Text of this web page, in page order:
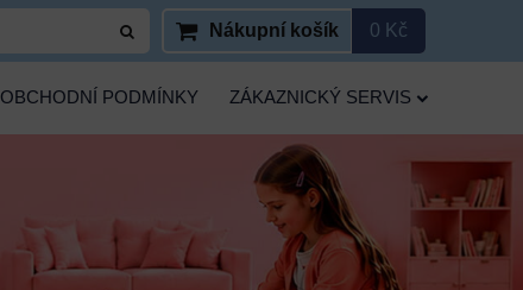
Nákupní košík 0 Kč
OBCHODNÍ PODMÍNKY ZÁKAZNICKÝ SERVIS